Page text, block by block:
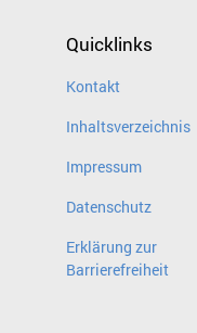
Quicklinks
Kontakt
Inhaltsverzeichnis
Impressum
Datenschutz
Erklärung zur
Barrierefreiheit